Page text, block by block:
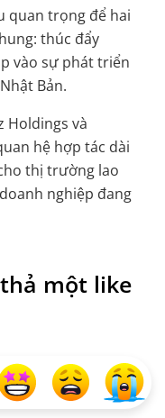
quan trọng để hai
thúc đẩy
vào sự phát triển
Bản.
Holdings và
hệ hợp tác dài
thị trường lao
nghiệp đang
một like